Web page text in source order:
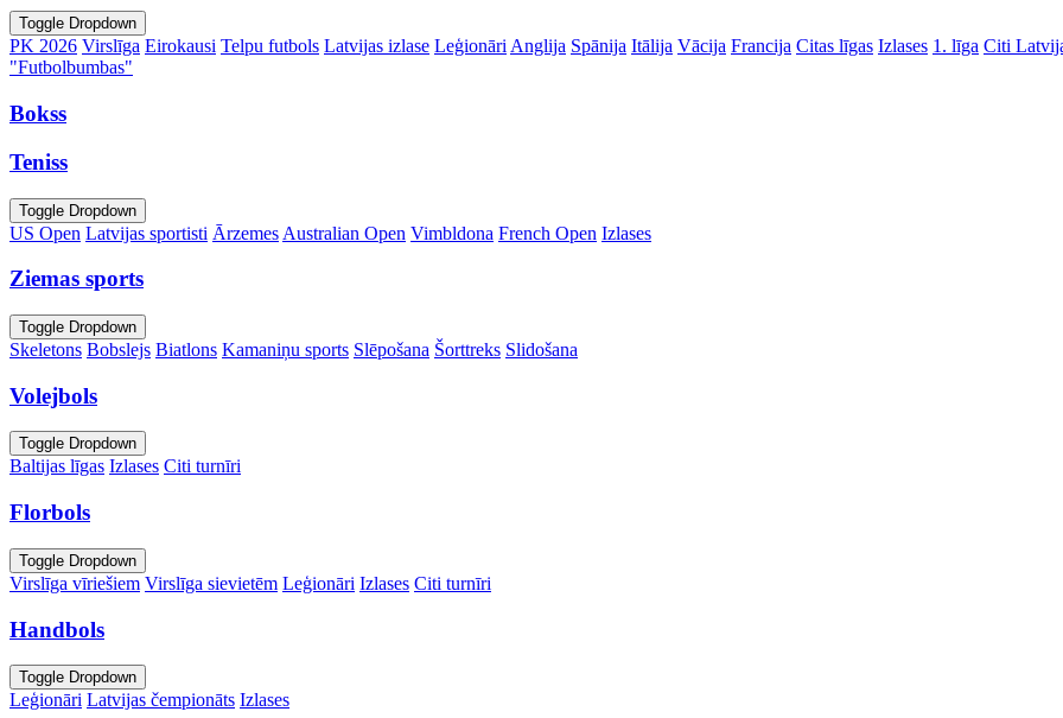
Toggle Dropdown
PK 2026 Virslīga Eirokausi Telpu futbols Latvijas izlase Leģionāri Anglija Spānija Itālija Vācija Francija Citas līgas Izlases 1. līga Citi
"Futbolbumbas"
Bokss
Teniss
Toggle Dropdown
US Open Latvijas sportisti Ārzemes Australian Open Vimbldona French Open Izlases
Ziemas sports
Toggle Dropdown
Skeletons Bobslejs Biatlons Kamaniņu sports Slēpošana Šorttreks Slidošana
Volejbols
Toggle Dropdown
Baltijas līgas Izlases Citi turnīri
Florbols
Toggle Dropdown
Virslīga vīriešiem Virslīga sievietēm Leģionāri Izlases Citi turnīri
Handbols
Toggle Dropdown
Leģionāri Latvijas čempionāts Izlases